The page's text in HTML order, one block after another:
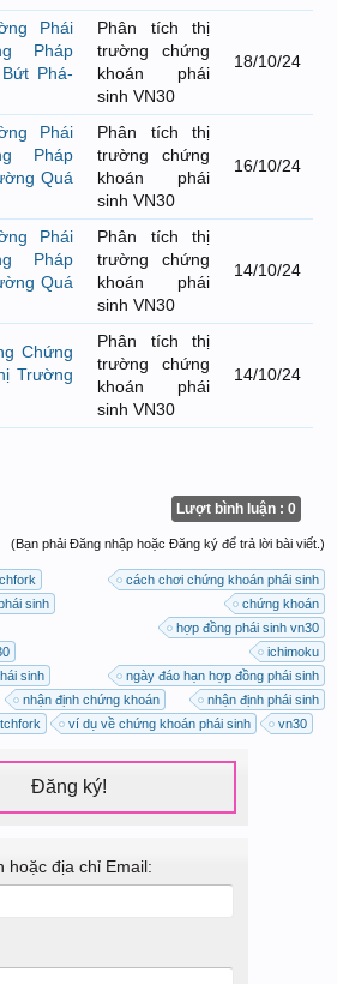
Phái
Pháp
Phá-
Phân tích thị
trường chứng
khoán phái
sinh VN30
18/10/24
Phái
Pháp
Quá
Phân tích thị
trường chứng
khoán phái
sinh VN30
16/10/24
Phái
Pháp
Quá
Phân tích thị
trường chứng
khoán phái
sinh VN30
14/10/24
Chứng
Trường
Phân tích thị
trường chứng
khoán phái
sinh VN30
14/10/24
Lượt bình luận : 0
(Bạn phải Đăng nhập hoặc Đăng ký để trả lời bài viết.)
cách chơi chứng khoán phái sinh
sinh
chứng khoán
hợp đồng phái sinh vn30
ichimoku
sinh
ngày đáo hạn hợp đồng phái sinh
nhận định chứng khoán
nhận định phái sinh
ví dụ về chứng khoán phái sinh vn30
Đăng ký!
hoặc địa chỉ Email: